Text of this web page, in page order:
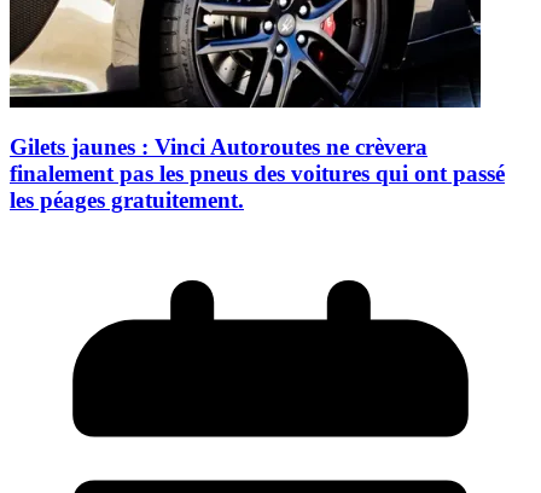
Gilets jaunes : Vinci Autoroutes ne crèvera
finalement pas les pneus des voitures qui ont passé
les péages gratuitement.